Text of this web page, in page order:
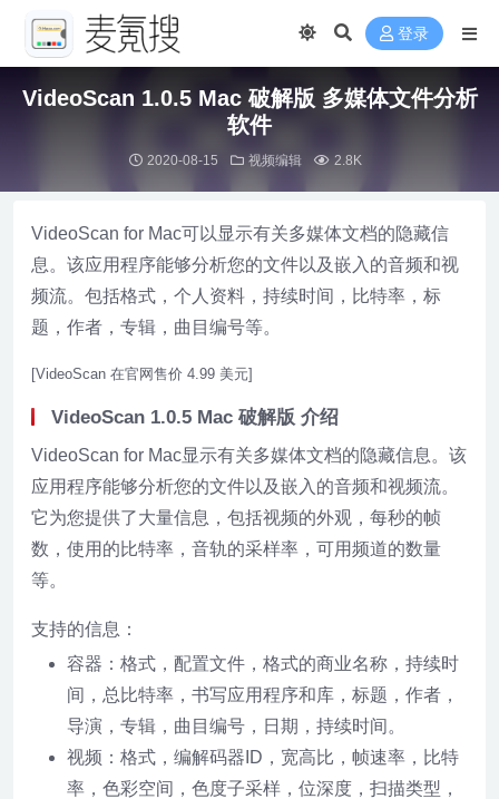
登录
VideoScan 1.0.5 Mac 破解版 多媒体文件分析
软件
2020-08-15 视频编辑 2.8K
VideoScan for Mac可以显示有关多媒体文档的隐藏信
息。该应用程序能够分析您的文件以及嵌入的音频和视
频流。包括格式，个人资料，持续时间，比特率，标
题，作者，专辑，曲目编号等。
[VideoScan 在官网售价 4.99 美元]
VideoScan 1.0.5 Mac 破解版 介绍
VideoScan for Mac显示有关多媒体文档的隐藏信息。该
应用程序能够分析您的文件以及嵌入的音频和视频流。
它为您提供了大量信息，包括视频的外观，每秒的帧
数，使用的比特率，音轨的采样率，可用频道的数量
等。
支持的信息：
容器：格式，配置文件，格式的商业名称，持续时
间，总比特率，书写应用程序和库，标题，作者，
导演，专辑，曲目编号，日期，持续时间。
视频：格式，编解码器ID，宽高比，帧速率，比特
率，色彩空间，色度子采样，位深度，扫描类型，